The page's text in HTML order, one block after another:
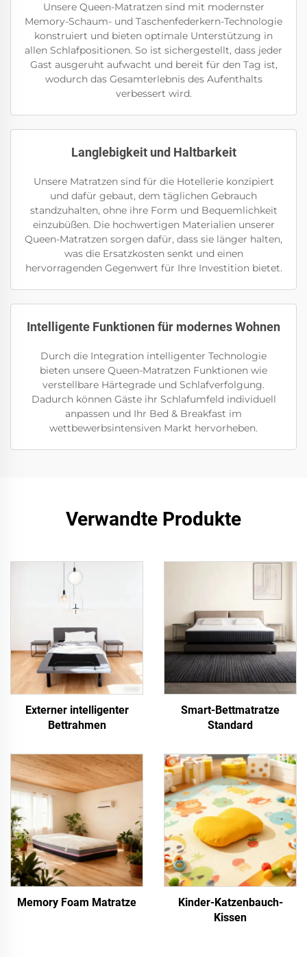
Unsere Queen-Matratzen sind mit modernster
Memory-Schaum- und Taschenfederkern-Technologie
konstruiert und bieten optimale Unterstützung in
allen Schlafpositionen. So ist sichergestellt, dass jeder
Gast ausgeruht aufwacht und bereit für den Tag ist,
wodurch das Gesamterlebnis des Aufenthalts
verbessert wird.
Langlebigkeit und Haltbarkeit
Unsere Matratzen sind für die Hotellerie konzipiert
und dafür gebaut, dem täglichen Gebrauch
standzuhalten, ohne ihre Form und Bequemlichkeit
einzubüßen. Die hochwertigen Materialien unserer
Queen-Matratzen sorgen dafür, dass sie länger halten,
was die Ersatzkosten senkt und einen
hervorragenden Gegenwert für Ihre Investition bietet.
Intelligente Funktionen für modernes Wohnen
Durch die Integration intelligenter Technologie
bieten unsere Queen-Matratzen Funktionen wie
verstellbare Härtegrade und Schlafverfolgung.
Dadurch können Gäste ihr Schlafumfeld individuell
anpassen und Ihr Bed & Breakfast im
wettbewerbsintensiven Markt hervorheben.
Verwandte Produkte
Externer intelligenter
Bettrahmen
Smart-Bettmatratze
Standard
Memory Foam Matratze
Kinder-Katzenbauch-
Kissen